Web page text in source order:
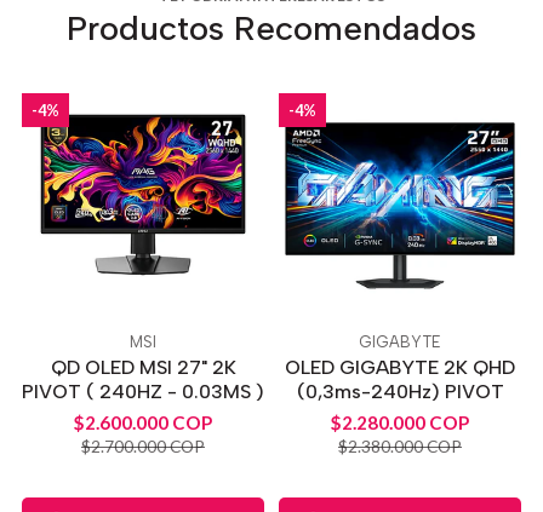
Productos Recomendados
-4%
MSI
QD OLED MSI 27" 2K
PIVOT ( 240HZ - 0.03MS )
$2.600.000 COP
$2.700.000 COP
-4%
GIGABYTE
OLED GIGABYTE 2K QHD
(0,3ms-240Hz) PIVOT
$2.280.000 COP
$2.380.000 COP